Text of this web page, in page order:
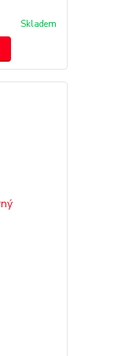
Skladem